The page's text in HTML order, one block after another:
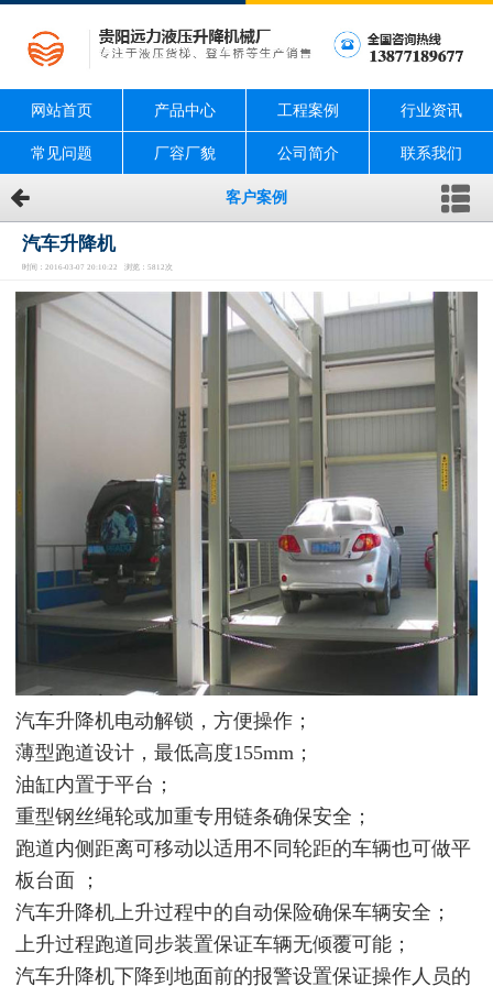
网站首页 产品中心 工程案例 行业资讯
常见问题 厂容厂貌 公司简介 联系我们
客户案例
汽车升降机
时间：2016-03-07 20:10:22 浏览：5812次
汽车升降机电动解锁，方便操作；
薄型跑道设计，最低高度155mm；
油缸内置于平台；
重型钢丝绳轮或加重专用链条确保安全；
跑道内侧距离可移动以适用不同轮距的车辆也可做平
板台面 ；
汽车升降机上升过程中的自动保险确保车辆安全；
上升过程跑道同步装置保证车辆无倾覆可能；
汽车升降机下降到地面前的报警设置保证操作人员的